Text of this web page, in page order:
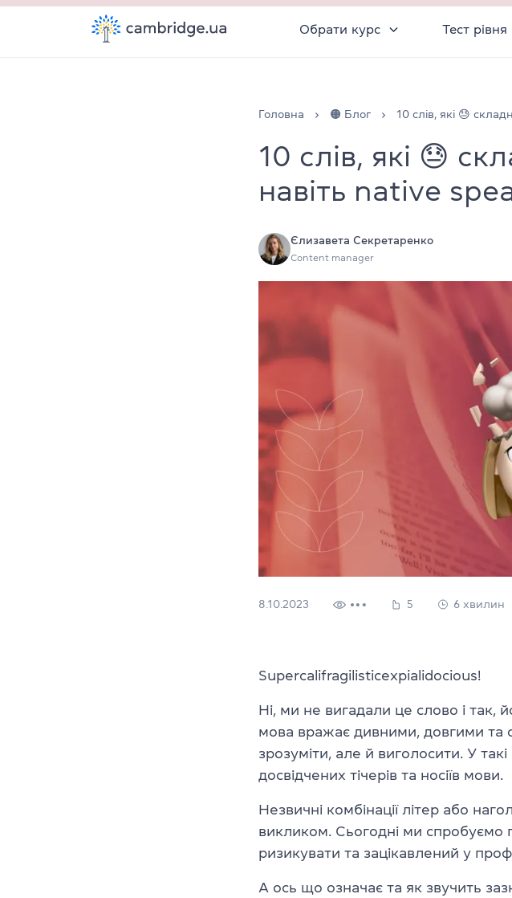
Обрати курс Тест рівня
Головна 🟠 Блог 10 слів, які 😓
10 слів, які 😓
навіть native
Єлизавета Секретаренко
Content manager
8.10.2023 5 6 хвилин
Supercalifragilisticexpialidocious!
Ні, ми не вигадали це слово і так,
мова вражає дивними, довгими та
зрозуміти, але й виголосити. У
досвідчених тічерів та носіїв мови.
Незвичні комбінації літер або
викликом. Сьогодні ми спробуємо
ризикувати та зацікавлений у
А ось що означає та як звучить